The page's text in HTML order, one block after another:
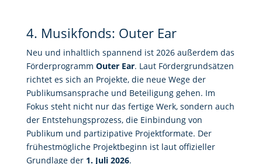
4. Musikfonds: Outer Ear
Neu und inhaltlich spannend ist 2026 außerdem das
Förderprogramm Outer Ear. Laut Fördergrundsätzen
richtet es sich an Projekte, die neue Wege der
Publikumsansprache und Beteiligung gehen. Im
Fokus steht nicht nur das fertige Werk, sondern auch
der Entstehungsprozess, die Einbindung von
Publikum und partizipative Projektformate. Der
frühestmögliche Projektbeginn ist laut offizieller
Grundlage der 1. Juli 2026.